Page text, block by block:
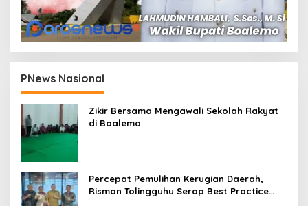
PNews Nasional
Zikir Bersama Mengawali Sekolah Rakyat
di Boalemo
Percepat Pemulihan Kerugian Daerah,
Risman Tolingguhu Serap Best Practice